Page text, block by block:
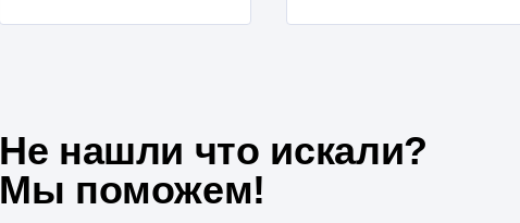
Не нашли что искали?
Мы поможем!